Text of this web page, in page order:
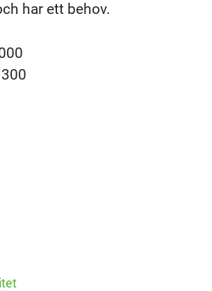
har ett behov.
300